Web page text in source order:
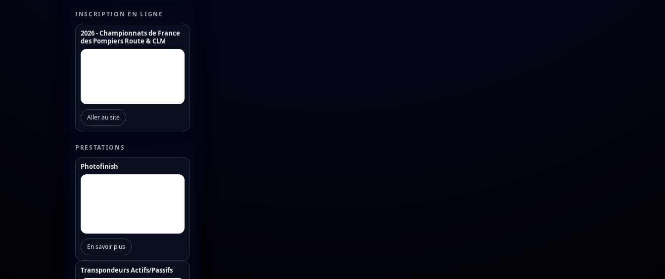
Coupe de France U17
Coupe de France U19
Trophée de France
INSCRIPTION EN LIGNE
2026 - Championnats de France
des Pompiers Route & CLM
Aller au site
PRESTATIONS
Photofinish
En savoir plus
Transpondeurs Actifs/Passifs